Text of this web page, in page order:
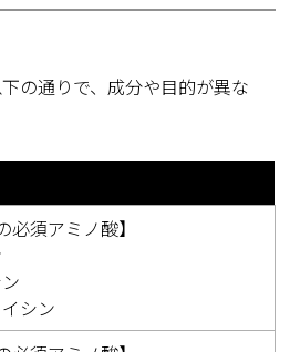
の通りで、成分や目的が異な
必須アミノ酸】
シン